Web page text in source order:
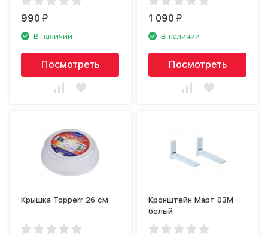
990₽
В наличии
Посмотреть
1 090₽
В наличии
Посмотреть
Крышка Topperr 26 см
Кронштейн Март 03М
белый